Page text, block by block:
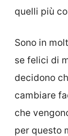
quelli più
Sono in
se felici di
decidono
cambiare
che
per questo